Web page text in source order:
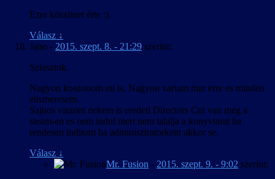
Ezer köszönet érte :).
Válasz ↓
Jano - 2015. szept. 8. - 21:29 szerint:
Sziasztok.
Nagyon koszonom en is. Nagyon vartam mar erre es minden
elismeresem.
Sajnos viszont nekem is eredeti Directors Cut van meg a
steam-en es nem indul mert nem talalja a konyvtarat ha
rendesen inditom ha adminisztratorkent akkor se.
Válasz ↓
Mr. Fusion - 2015. szept. 9. - 9:02 szerint: